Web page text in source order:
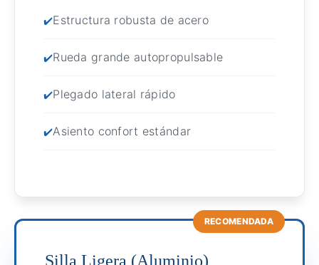
Estructura robusta de acero
Rueda grande autopropulsable
Plegado lateral rápido
Asiento confort estándar
RECOMENDADA
Silla Ligera (Aluminio)